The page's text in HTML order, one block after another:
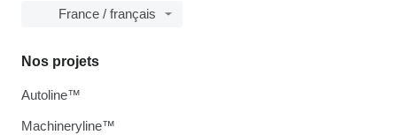
France / français
Nos projets
Autoline™
Machineryline™